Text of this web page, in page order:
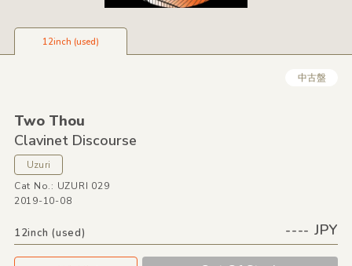
12inch (used)
中古盤
Two Thou
Clavinet Discourse
Uzuri
Cat No.: UZURI 029
2019-10-08
12inch (used) ---- JPY